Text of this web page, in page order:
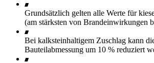
Grundsätzlich gelten alle Werte für
(am stärksten von Brandeinwirkungen
Bei kalksteinhaltigem Zuschlag kann
Bauteilabmessung um 10 % reduziert